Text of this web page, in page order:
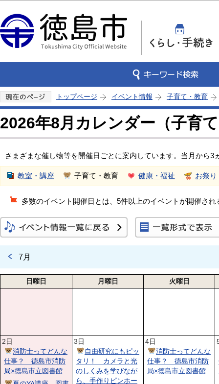
トップページ イベント情報 子育て・教育
2026年8月カレンダー（子育
さまざまな催し物等を開催日ごとに案内しています。当月から3
教室・講座 子育て・教育 健康・福祉 お祭り
多数のイベント開催日とは、5件以上のイベントが開催され
7月
日曜日 月曜日 火曜日
2日
消防士ってどんな
仕事？ 徳島市消防
局×徳島市立図書館
3日
自由研究にもピッ
タリ！ カメラと光
のしくみを学びなが
ら、手作りピンホー
4日
消防士ってどんな
仕事？ 徳島市消防
局×徳島市立図書館